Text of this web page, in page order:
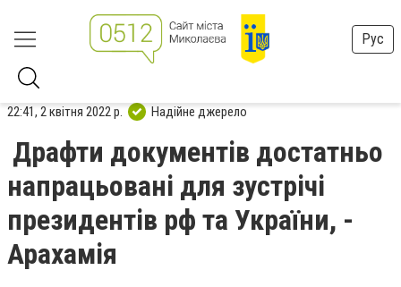
Рус
22:41, 2 квітня 2022 р. Надійне джерело
Драфти документів достатньо
напрацьовані для зустрічі
президентів рф та України, -
Арахамія